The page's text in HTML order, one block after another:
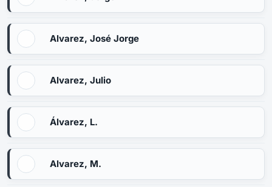
Alvarez, José Jorge
Alvarez, Julio
Álvarez, L.
Alvarez, M.